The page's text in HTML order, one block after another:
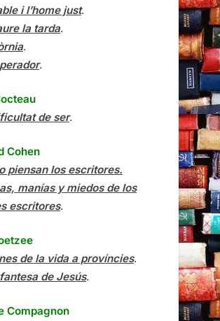
i l’home just.
la tarda.
.
.
de ser.
Cohen
piensan los escritores.
manías y miedos de los
escritores.
de la vida a províncies.
de Jesús.
Compagnon